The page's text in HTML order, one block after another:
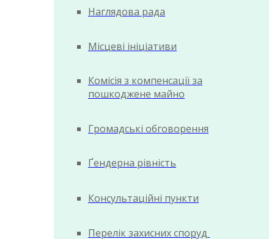
Наглядова рада
Місцеві ініціативи
Комісія з компенсації за
пошкоджене майно
Громадські обговорення
Ґендерна рівність
Консультаційні пункти
Перелік захисних споруд